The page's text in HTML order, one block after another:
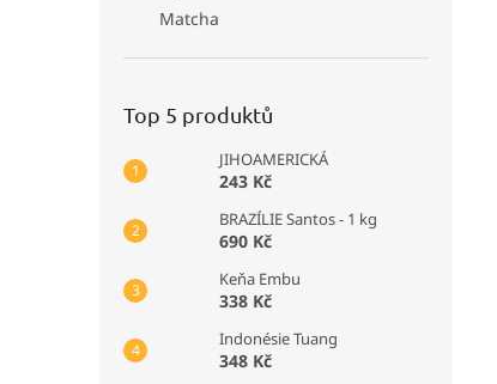
Matcha
Top 5 produktů
JIHOAMERICKÁ
243 Kč
BRAZÍLIE Santos - 1 kg
690 Kč
Keňa Embu
338 Kč
Indonésie Tuang
348 Kč